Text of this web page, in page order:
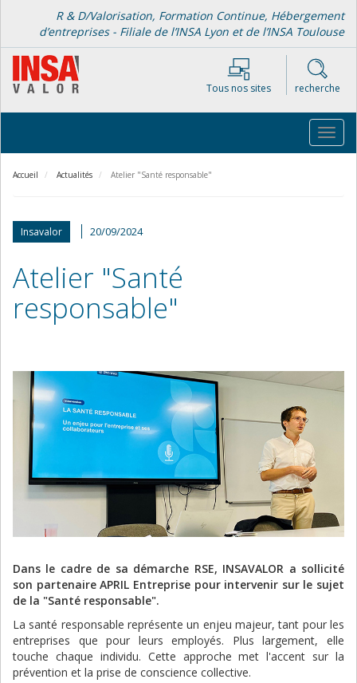
contenu
principal
R & D/Valorisation, Formation Continue, Hébergement
d’entreprises - Filiale de l’INSA Lyon et de l’INSA Toulouse
Tous nos sites recherche
Accueil Actualités Atelier "Santé responsable"
Insavalor 20/09/2024
Atelier "Santé
responsable"
Dans le cadre de sa démarche RSE, INSAVALOR a sollicité
son partenaire APRIL Entreprise pour intervenir sur le sujet
de la "Santé responsable".
La santé responsable représente un enjeu majeur, tant pour les
entreprises que pour leurs employés. Plus largement, elle
touche chaque individu. Cette approche met l'accent sur la
prévention et la prise de conscience collective.